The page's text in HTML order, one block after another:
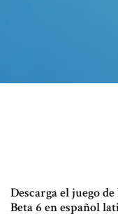
Descarga el juego
Beta 6 en español